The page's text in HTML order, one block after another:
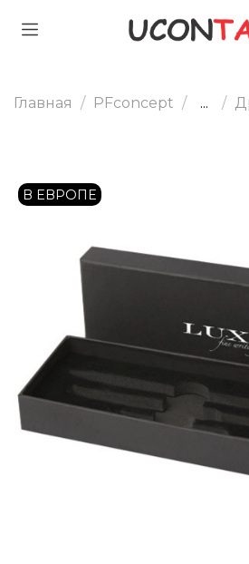
Главная PFconcept ...
В ЕВРОПЕ